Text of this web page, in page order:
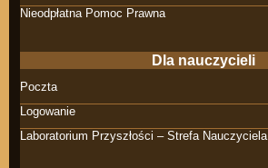
Nieodpłatna Pomoc Prawna
Dla nauczycieli
Poczta
Logowanie
Laboratorium Przyszłości – Strefa Nauczyciela